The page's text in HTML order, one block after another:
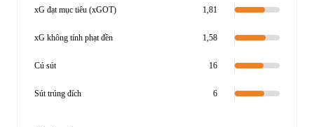
xG đạt mục tiêu (xGOT) 1,81
xG không tính phạt đền 1,58
Cú sút 16
Sút trúng đích 6